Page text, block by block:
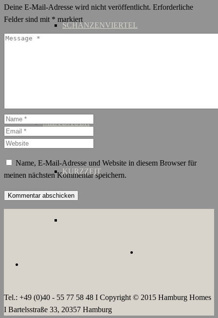
SCHANZENVIERTEL
MIETDAUER
KURZZEIT
Deine E-Mail-Adresse wird nicht veröffentlicht. Erforderliche
Felder sind mit * markiert
Name, E-Mail-Adresse und Website in diesem Browser für
meinen nächsten Kommentar speichern.
Tel.: +49 (0)40 - 55 77 58 48 I Copyright © 2015 Hamburg Homes
I Bartelsstraße 33, 20357 Hamburg